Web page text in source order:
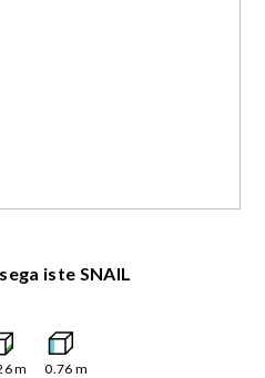
iste SNAIL
m 0.76 m